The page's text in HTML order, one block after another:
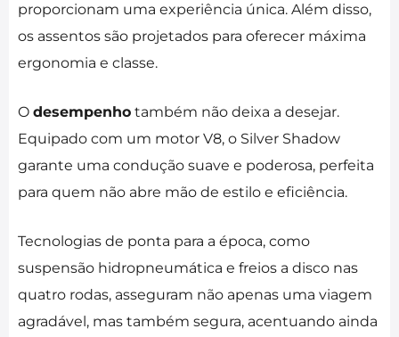
proporcionam uma experiência única. Além disso,
os assentos são projetados para oferecer máxima
ergonomia e classe.
O desempenho também não deixa a desejar.
Equipado com um motor V8, o Silver Shadow
garante uma condução suave e poderosa, perfeita
para quem não abre mão de estilo e eficiência.
Tecnologias de ponta para a época, como
suspensão hidropneumática e freios a disco nas
quatro rodas, asseguram não apenas uma viagem
agradável, mas também segura, acentuando ainda